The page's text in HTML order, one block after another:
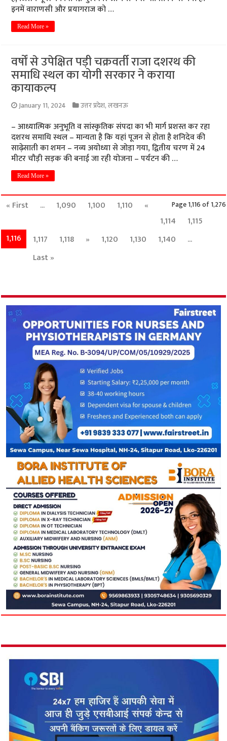
इनमें वाराणसी और प्रयागराज को …
Read More »
वर्षों से उपेक्षित पड़ी चक्रवर्ती राजा दशरथ की
समाधि स्थल का योगी सरकार ने कराया
कायाकल्प
January 11, 2024 उत्तर प्रदेश,लखनऊ
– आध्यात्मिक अनुभूति व सांस्कृतिक संपदा का भी मार्ग प्रशस्त कर रहा
दशरथ समाधि स्थल – मान्यता है कि यहां पूजन से होता है शनिदेव की
साढ़ेसाती का शमन – नव्य अयोध्या से जोड़ा गया, द्वितीय चरण में 24
मीटर चौड़ी सड़क की बनाई जा रही योजना – पर्यटन की …
Read More »
Page 1,116 of 1,276
« First ... 1,090 1,100 1,110
«
1,114
1,115
1,116
1,117 1,118 » 1,120 1,130 1,140
...
Last »